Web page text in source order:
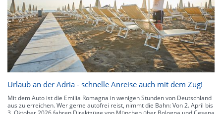
Urlaub an der Adria - schnelle Anreise auch mit dem Zug!
Mit dem Auto ist die Emilia Romagna in wenigen Stunden von Deutschland
aus zu erreichen. Wer gerne autofrei reist, nimmt die Bahn: Von 2. April bis